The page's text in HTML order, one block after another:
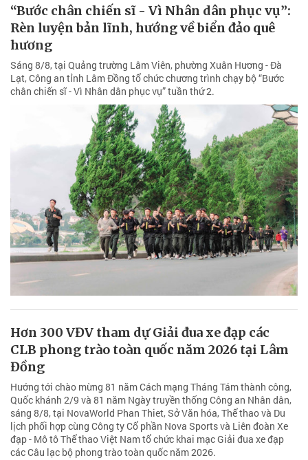
“Bước chân chiến sĩ - Vì Nhân dân phục vụ”:
Rèn luyện bản lĩnh, hướng về biển đảo quê
hương
Sáng 8/8, tại Quảng trường Lâm Viên, phường Xuân Hương - Đà
Lạt, Công an tỉnh Lâm Đồng tổ chức chương trình chạy bộ “Bước
chân chiến sĩ - Vì Nhân dân phục vụ” tuần thứ 2.
Hơn 300 VĐV tham dự Giải đua xe đạp các
CLB phong trào toàn quốc năm 2026 tại Lâm
Đồng
Hướng tới chào mừng 81 năm Cách mạng Tháng Tám thành công,
Quốc khánh 2/9 và 81 năm Ngày truyền thống Công an Nhân dân,
sáng 8/8, tại NovaWorld Phan Thiet, Sở Văn hóa, Thể thao và Du
lịch phối hợp cùng Công ty Cổ phần Nova Sports và Liên đoàn Xe
đạp - Mô tô Thể thao Việt Nam tổ chức khai mạc Giải đua xe đạp
các Câu lạc bộ phong trào toàn quốc năm 2026.